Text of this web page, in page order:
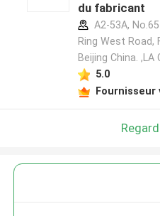
du fabricant
A2-53A,
Ring West Road,
Beijing China. ,LA
5.0
Fournisseur